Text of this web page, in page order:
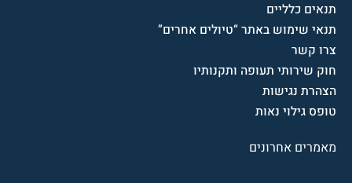
תנאים כלליים
תנאי שימוש באתר “טיולים אחרים”
צרו קשר
חוק שירותי תעופה ותקנותיו
הצהרת נגישות
טופס גילוי נאות
מאמרים אחרונים